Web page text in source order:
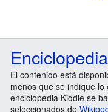
El contenido está
menos que se indique
enciclopedia Kiddle se
seleccionados de